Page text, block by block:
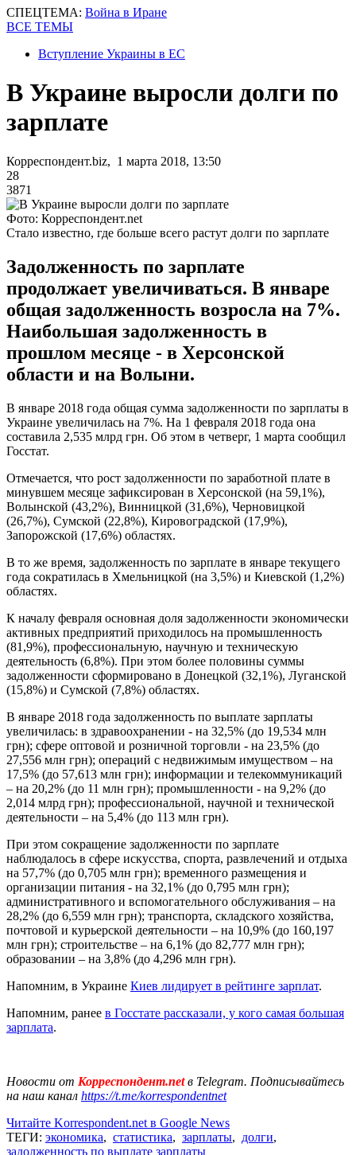
СПЕЦТЕМА: Война в Иране
ВСЕ ТЕМЫ
Вступление Украины в ЕС
В Украине выросли долги по
зарплате
Корреспондент.biz, 1 марта 2018, 13:50
28
3871
Фото: Корреспондент.net
Стало известно, где больше всего растут долги по зарплате
Задолженность по зарплате
продолжает увеличиваться. В январе
общая задолженность возросла на 7%.
Наибольшая задолженность в
прошлом месяце - в Херсонской
области и на Волыни.
В январе 2018 года общая сумма задолженности по зарплаты в
Украине увеличилась на 7%. На 1 февраля 2018 года она
составила 2,535 млрд грн. Об этом в четверг, 1 марта сообщил
Госстат.
Отмечается, что рост задолженности по заработной плате в
минувшем месяце зафиксирован в Херсонской (на 59,1%),
Волынской (43,2%), Винницкой (31,6%), Черновицкой
(26,7%), Сумской (22,8%), Кировоградской (17,9%),
Запорожской (17,6%) областях.
В то же время, задолженность по зарплате в январе текущего
года сократилась в Хмельницкой (на 3,5%) и Киевской (1,2%)
областях.
К началу февраля основная доля задолженности экономически
активных предприятий приходилось на промышленность
(81,9%), профессиональную, научную и техническую
деятельность (6,8%). При этом более половины суммы
задолженности сформировано в Донецкой (32,1%), Луганской
(15,8%) и Сумской (7,8%) областях.
В январе 2018 года задолженность по выплате зарплаты
увеличилась: в здравоохранении - на 32,5% (до 19,534 млн
грн); сфере оптовой и розничной торговли - на 23,5% (до
27,556 млн грн); операций с недвижимым имуществом – на
17,5% (до 57,613 млн грн); информации и телекоммуникаций
– на 20,2% (до 11 млн грн); промышленности - на 9,2% (до
2,014 млрд грн); профессиональной, научной и технической
деятельности – на 5,4% (до 113 млн грн).
При этом сокращение задолженности по зарплате
наблюдалось в сфере искусства, спорта, развлечений и отдыха
на 57,7% (до 0,705 млн грн); временного размещения и
организации питания - на 32,1% (до 0,795 млн грн);
административного и вспомогательного обслуживания – на
28,2% (до 6,559 млн грн); транспорта, складского хозяйства,
почтовой и курьерской деятельности – на 10,9% (до 160,197
млн грн); строительстве – на 6,1% (до 82,777 млн грн);
образовании – на 3,8% (до 4,296 млн грн).
Напомним, в Украине Киев лидирует в рейтинге зарплат.
Напомним, ранее в Госстате рассказали, у кого самая большая
зарплата.
Новости от Корреспондент.netв Telegram. Подписывайтесь
на наш канал https://t.me/korrespondentnet
Читайте Korrespondent.net в Google News
ТЕГИ: экономика, статистика, зарплаты, долги,
задолженность по выплате зарплаты